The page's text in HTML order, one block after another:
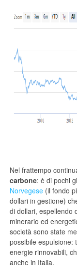
Nel frattempo
carbone: è di pochi
Norvegese (il fondo
dollari in gestione)
di dollari, espellendo
minerario ed
società sono state
possibile espulsione:
energie rinnovabili,
anche in Italia.